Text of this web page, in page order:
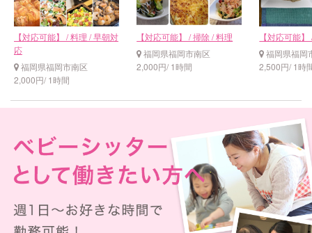
【対応可能】 / 料理 / 早朝対
応
福岡県福岡市南区
2,000円/ 1時間
【対応可能】 / 掃除 / 料理
福岡県福岡市南区
2,000円/ 1時間
【対応可能
福岡県福岡
2,500円/ 1時